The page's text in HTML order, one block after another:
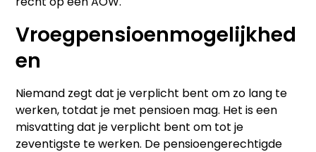
Vroegpensioenmogelijkhed
en
Niemand zegt dat je verplicht bent om zo lang te
werken, totdat je met pensioen mag. Het is een
misvatting dat je verplicht bent om tot je
zeventigste te werken. De pensioengerechtigde